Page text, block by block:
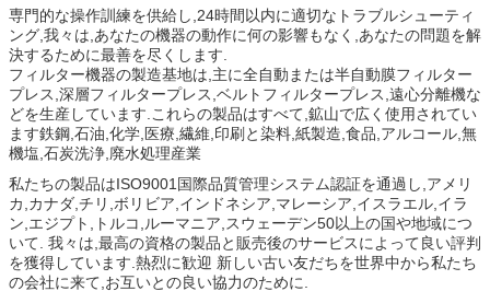
専門的な操作訓練を供給し,24時間以内に適切なトラブルシューティ
ング,我々は,あなたの機器の動作に何の影響もなく,あなたの問題を解
決するために最善を尽くします.
フィルター機器の製造基地は,主に全自動または半自動膜フィルター
プレス,深層フィルタープレス,ベルトフィルタープレス,遠心分離機な
どを生産しています.これらの製品はすべて,鉱山で広く使用されてい
ます鉄鋼,石油,化学,医療,繊維,印刷と染料,紙製造,食品,アルコール,無
機塩,石炭洗浄,廃水処理産業
私たちの製品はISO9001国際品質管理システム認証を通過し,アメリ
カ,カナダ,チリ,ボリビア,インドネシア,マレーシア,イスラエル,イラ
ン,エジプト,トルコ,ルーマニア,スウェーデン50以上の国や地域につ
いて. 我々は,最高の資格の製品と販売後のサービスによって良い評判
を獲得しています.熱烈に歓迎 新しい古い友だちを世界中から私たち
の会社に来て,お互いとの良い協力のために.